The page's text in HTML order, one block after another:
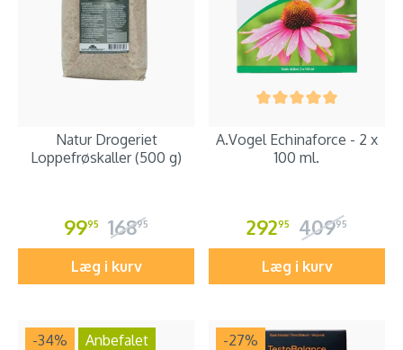
Natur Drogeriet
Loppefrøskaller (500 g)
9995 16895
Læg i kurv
A.Vogel Echinaforce - 2 x
100 ml.
29295 40995
Læg i kurv
-34% Anbefalet -27%